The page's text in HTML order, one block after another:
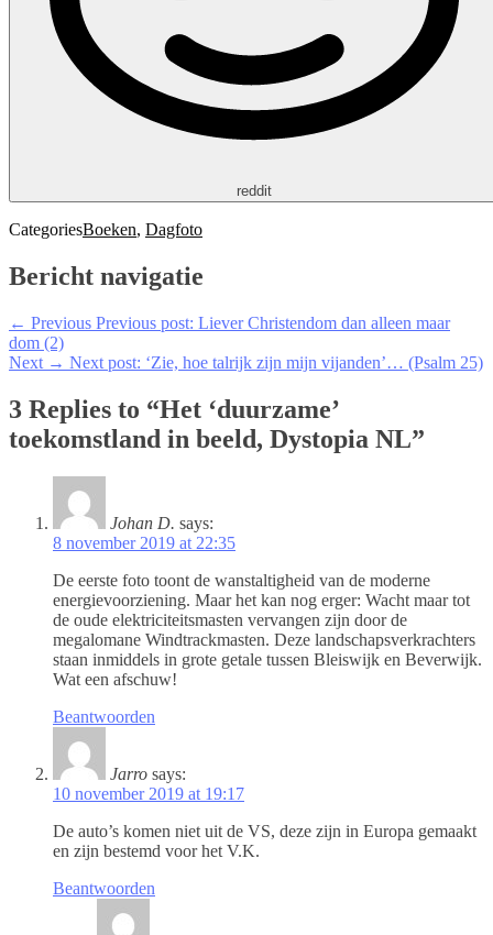
reddit
CategoriesBoeken, Dagfoto
Bericht navigatie
← Previous Previous post: Liever Christendom dan alleen maar
dom (2)
Next → Next post: ‘Zie, hoe talrijk zijn mijn vijanden’… (Psalm 25)
3 Replies to “Het ‘duurzame’
toekomstland in beeld, Dystopia NL”
Johan D. says:
8 november 2019 at 22:35
De eerste foto toont de wanstaltigheid van de moderne
energievoorziening. Maar het kan nog erger: Wacht maar tot
de oude elektriciteitsmasten vervangen zijn door de
megalomane Windtrackmasten. Deze landschapsverkrachters
staan inmiddels in grote getale tussen Bleiswijk en Beverwijk.
Wat een afschuw!
Beantwoorden
Jarro says:
10 november 2019 at 19:17
De auto’s komen niet uit de VS, deze zijn in Europa gemaakt
en zijn bestemd voor het V.K.
Beantwoorden